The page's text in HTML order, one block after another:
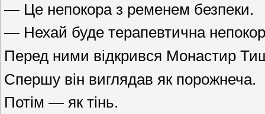
— Це непокора з ременем безпеки.
— Нехай буде терапевтична
Перед ними відкрився Монастир
Спершу він виглядав як порожнеча.
Потім — як тінь.